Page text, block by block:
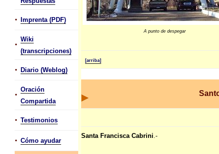
• Imprenta (PDF)
•
Wiki
(transcripciones)
• Diario (Weblog)
•
Oración
Compartida
• Testimonios
• Cómo ayudar
A punto de despegar
[arriba]
Santa Francisca Cabrini.-